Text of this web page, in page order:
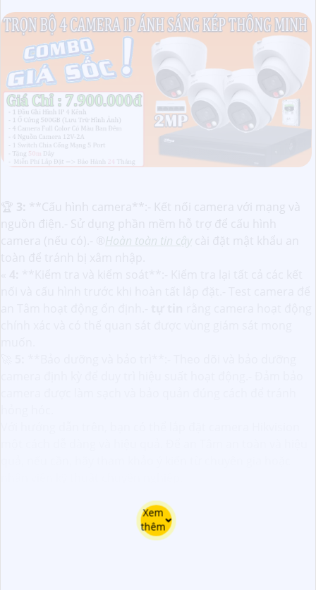
3:
**Cấu hình camera**:- Kết nối camera với mạng và
Hoàn toàn tin cậy
Xem
thêm